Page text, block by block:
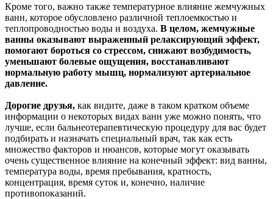
Кроме того, важно также температурное влияние жемчужных
ванн, которое обусловлено различной теплоемкостью и
теплопроводностью воды и воздуха. В целом, жемчужные
ванны оказывают выраженный релаксирующий эффект,
помогают бороться со стрессом, снижают возбудимость,
уменьшают болевые ощущения, восстанавливают
нормальную работу мышц, нормализуют артериальное
давление.
Дорогие друзья, как видите, даже в таком кратком объеме
информации о некоторых видах ванн уже можно понять, что
лучше, если бальнеотерапевтическую процедуру для вас будет
подбирать и назначать специальный врач, так как есть
множество факторов и нюансов, которые могут оказывать
очень существенное влияние на конечный эффект: вид ванны,
температура воды, время пребывания, кратность,
концентрация, время суток и, конечно, наличие
противопоказаний.